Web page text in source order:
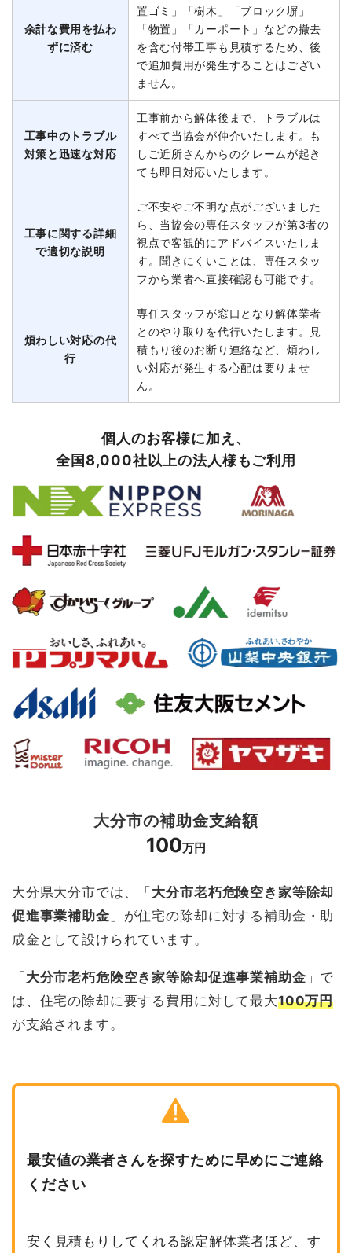
余計な費用を払わ
ずに済む
置ゴミ」「樹木」「ブロック塀」
「物置」「カーポート」などの撤去
を含む付帯工事も見積するため、後
で追加費用が発生することはござい
ません。
工事中のトラブル
対策と迅速な対応
工事前から解体後まで、トラブルは
すべて当協会が仲介いたします。も
しご近所さんからのクレームが起き
ても即日対応いたします。
工事に関する詳細
で適切な説明
ご不安やご不明な点がございました
ら、当協会の専任スタッフが第3者の
視点で客観的にアドバイスいたしま
す。聞きにくいことは、専任スタッ
フから業者へ直接確認も可能です。
煩わしい対応の代
行
専任スタッフが窓口となり解体業者
とのやり取りを代行いたします。見
積もり後のお断り連絡など、煩わし
い対応が発生する心配は要りませ
ん。
個人のお客様に加え、
全国8,000社以上の法人様もご利用
大分市の補助金支給額
100万円
大分県大分市では、「 大分市老朽危険空き家等除却
促進事業補助金 」が住宅の除却に対する補助金・助
成金として設けられています。
「 大分市老朽危険空き家等除却促進事業補助金 」で
は、住宅の除却に要する費用に対して最大100万円
が支給されます。
最安値の業者さんを探すために早めにご連絡
ください
安く見積もりしてくれる認定解体業者ほど、す